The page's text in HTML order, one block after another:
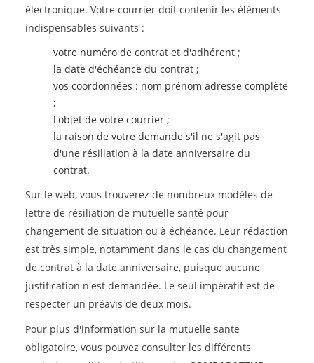
électronique. Votre courrier doit contenir les éléments
indispensables suivants :
votre numéro de contrat et d'adhérent ;
la date d'échéance du contrat ;
vos coordonnées : nom prénom adresse complète
;
l'objet de votre courrier ;
la raison de votre demande s'il ne s'agit pas
d'une résiliation à la date anniversaire du
contrat.
Sur le web, vous trouverez de nombreux modèles de
lettre de résiliation de mutuelle santé pour
changement de situation ou à échéance. Leur rédaction
est très simple, notamment dans le cas du changement
de contrat à la date anniversaire, puisque aucune
justification n'est demandée. Le seul impératif est de
respecter un préavis de deux mois.
Pour plus d'information sur la mutuelle sante
obligatoire, vous pouvez consulter les différents